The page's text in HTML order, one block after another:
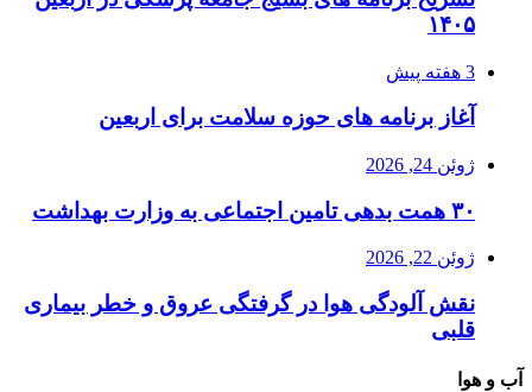
۱۴۰۵
3 هفته پیش
آغاز برنامه های حوزه سلامت برای اربعین
ژوئن 24, 2026
۳۰ همت بدهی تامین اجتماعی به وزارت بهداشت
ژوئن 22, 2026
نقش آلودگی هوا در گرفتگی عروق و خطر بیماری
قلبی
آب و هوا